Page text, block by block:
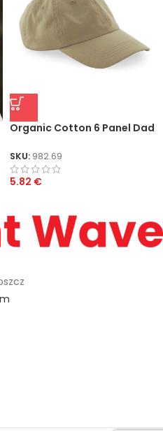
Organic Cotton 6 Panel Dad
SKU: 982.69
5.82 €